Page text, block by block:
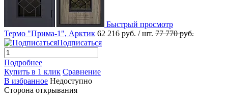
Быстрый просмотр
Термо "Прима-1", Арктик 62 216 руб. / шт. 77 770 руб.
Подписаться
Подробнее
Купить в 1 клик Сравнение
В избранное Недоступно
Сторона открывания